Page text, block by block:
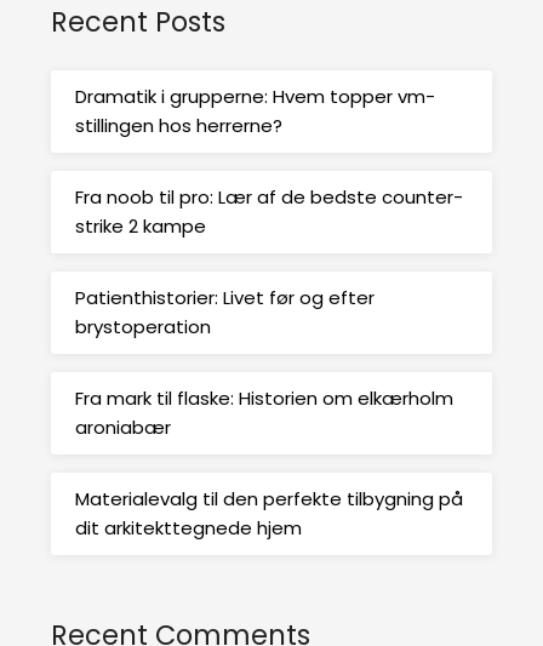
Recent Posts
Dramatik i grupperne: Hvem topper vm-
stillingen hos herrerne?
Fra noob til pro: Lær af de bedste counter-
strike 2 kampe
Patienthistorier: Livet før og efter
brystoperation
Fra mark til flaske: Historien om elkærholm
aroniabær
Materialevalg til den perfekte tilbygning på
dit arkitekttegnede hjem
Recent Comments